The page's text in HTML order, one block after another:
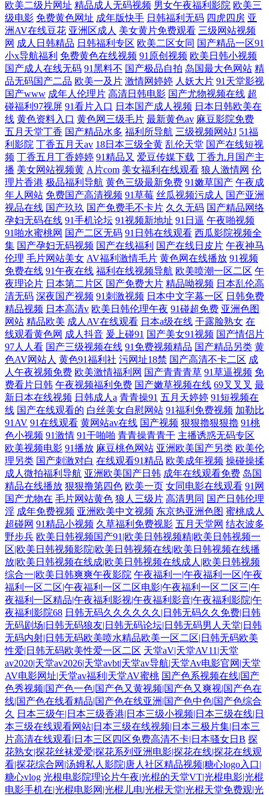
欧美二级片网址 精品成人无码视频 男女午夜福利影院 欧美三
级电影 免费黄色网址 成年版快手 日韩福利无码 四虎四房 亚
洲AV在线豆花 亚洲区成人 美女黄片免费观看 三级网站视频
网 成人日韩精品 日韩福利专区 欧美二区女同 国产精品一区91
小x导航福利 免费黄色在线视频 91原创视频 欧美日韩小视频
国产成人在线无码 91黑料不 国产极品自拍 岛国最大色网站 精
品无码国产二品 欧美一及片 激情网婷婷 人妖大片 91天堂影视
国产www 成年人伦理片 高清日韩电影 国产尤物视频在线 超
碰福利97视屏 91看片入口 日本国产成人视频 日本日韩欧美在
线 黄色资料入口 黄色网三级毛片 最新黄色av 麻豆影院免费
五月天堂丁香 国产精品水多 福利所导航 三级视频网站J 51福
利影院 丁香五月天av 18日本三级全黄 乱伦天堂 国产在线短视
频 丁香五月丁香婷婷 91精品又 爱豆传媒下载 丁香九月国产主
播 美女网站视频黄 A片com 美女福利在线观看 狼人激情网 伦
理片香港 极品福利导航 黄色三级最新免费 91嫩草国产 午夜成
年人网站 免费国产高清视频 91草莓 丝瓜视频污成人 国产亚洲
视品在线 国产玖玖 国产免费毛不卡片 久久无码 国产精品网络
孕妇无码在线 91手机论坛 91视频新地址 91日逼 午夜啪视频
91啪水蜜桃网 国产二区无码 91日韩在线观看 西瓜影院视频全
集 国产孕妇无码视频 国产在线福利 国产在线日皮片 午夜神马
伦理 毛片网站美女 AV福利激情毛片 黄色网在线播放 91视频
免费在线 91午夜在线 福利在线视频导航 欧美喷潮一区二区 午
夜理论片 日本第二片区 国产免费大片 精品呦视频 日本乱伦高
清无码 深夜国产视频 91刺激视频 日本中文字幕一区 日韩免费
精品视频 日本高清v 欧美日韩伦理午夜 91碰超免费 亚洲色图
网站 精品欧美 成人AV在线观看 日本a级在线 干露脸熟女 在
线观看黄色网 成人抖音 爰上碰91 国产美女91视频 国产情侣片
97人人看 国产三级视频在线 91免费视频精品 国产精品另类 黄
色AV网站人 黄色91福利社 污网址18禁 国产高清不卡二区 成
人午夜视频免费 欧美激情福利网 国产青青青草 91草逼视频 免
费看片日韩 午夜视频福利免费 国产嫩草视频在线 69叉叉叉 最
新日本在线视频 日韩成人a 青青操91 五月天婷婷 91短视频在
线 国产在线观看的 白丝美女自慰网站 91福利免费视频 加勒比
91AV 91在线观看 黄网站av在线 国产视频 狠狠擼狠狠擼 91桃
色小视频 91激情 91干啪啪 青青操青青干 主播诱惑无码专区
欧美视频电影 91播放 麻豆桃色网站 亚洲欧美国产另类 欧美伦
理另类 国产刺激对白 在线观看91精品 欧美成年视频 操碰操揉
成人微拍福利导航 亚洲欧美国产日韩 成年在线观看免费 岛国
精品在线播放 狠狠撸第四色 欧美一页 女同电影在线观看 91网
国产尤物在 毛片网站黄色 狼人三级片 高清男同 国产日韩伦理
淫 成年免费视频 亚洲欧美中文视频 东京热亚洲色图 蜜桃成人
超碰网 91精品小视频 久草福利免费视影 五月天堂网 结衣波多
野步兵 欧美日韩视频国产91|欧美日韩视频精|欧美日韩视频一
区|欧美日韩视频影院|欧美日韩视频在线|欧美日韩视频在线播
放|欧美日韩视频在线成|欧美日韩视频在线成人|欧美日韩视频
综合一|欧美日韩爽爽午夜影院 午夜福利一|午夜福利一区|午夜
福利一区二区|午夜福利一区二区电影|午夜福利一区二区三|午
夜福利一区精品|午夜福利影视|午夜福利影音|午夜福利影院|午
夜福利影院68 日韩无码久久久久久久|日韩无码久久免费|日韩
无码剧场|日韩无码狼友|日韩无码论坛|日韩无码男人天堂|日韩
无码内射|日韩无码欧美喷水精品欧美一区二区|日韩无码欧美
性爱|日韩无码欧美性爱一区二区 天堂aV|天堂AV11|天堂
av2020|天堂av2026|天堂avbt|天堂av导航|天堂Av电影官网|天堂
AV电影网址|天堂av福利|天堂AV蜜桃 国产色系视频在线|国产
色秀视频|国产色一色|国产色又黄视频|国产色又爽视|国产色在
线|国产色在线看精品|国产色在线亚洲|国产色中色|国产色综合
久
日本三级午|日本三级香港|日本三级小视频|日本三级在线|日
本三级在线观看网站|日本三级在线视频|日本三极片集|日本三
片高清在线观看|日本三区四区免费高清不卡|日本骚女日B 探
花熟女|探花丝袜爱爱|探花系列亚洲电影|探花在线|探花在线观
看|探花综合网|汤姆私人影院|唐人社区精品视频|糖心logo入口|
糖心vlog 光根电影院理论片午夜|光棍的天堂VT|光棍电影|光棍
电影手机在|光棍电影网|光棍儿电|光棍天堂|光棍天堂免费观|光